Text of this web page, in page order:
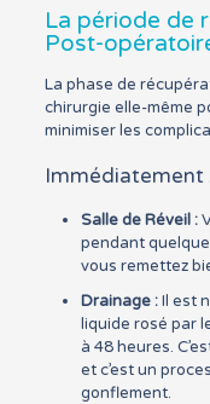
La période de
Post-
La phase de
chirurgie elle-même
minimiser les
Immédiatement
Salle de Réveil :
pendant
vous remettez
Drainage :Il est
liquide rosé par
à 48 heures.
et c’est un
gonflement.